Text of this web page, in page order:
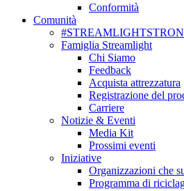
Conformità
Comunità
Famiglia Streamlight
Chi Siamo
Feedback
Acquista attrezzatura
Registrazione del
Carriere
Notizie & Eventi
Media Kit
Prossimi eventi
Iniziative
Organizzazioni che
Programma di